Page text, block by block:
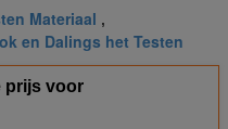
Materiaal ,
en Dalings het Testen
prijs voor